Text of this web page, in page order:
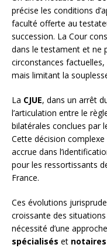
précise les conditions
faculté offerte au
succession. La Cour
dans le testament et ne
circonstances
mais limitant la
La CJUE, dans un arrêt
l’articulation entre le
bilatérales conclues par
Cette décision
accrue dans
pour les ressortissants
France.
Ces évolutions
croissante des
nécessité d’une
spécialisés et notaires